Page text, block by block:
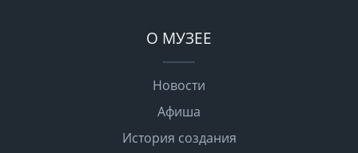
О МУЗЕЕ
Новости
Афиша
История создания